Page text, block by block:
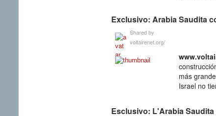
Exclusivo: Arabia Saudita
Shared by
voltairenet.org/
más
Israel no
Esclusivo: L'Arabia